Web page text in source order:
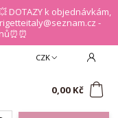
DOTAZY k objednávkám,
-
CZK
0,00 Kč